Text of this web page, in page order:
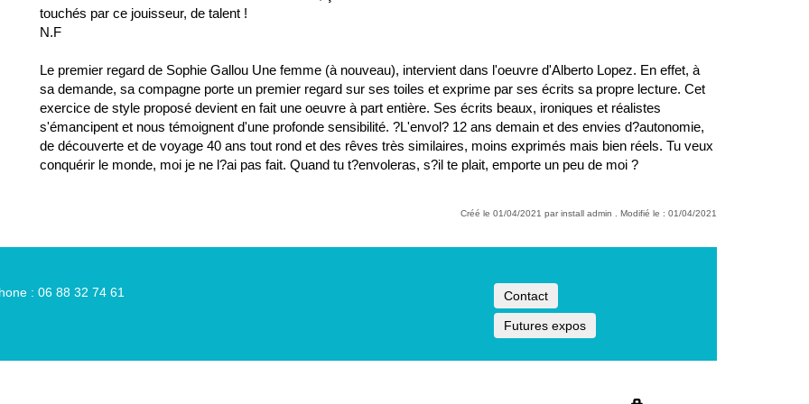
touchés par ce jouisseur, de talent !
N.F
Le premier regard de Sophie Gallou Une femme (à nouveau), intervient dans l'oeuvre d'Alberto Lopez. En effet, à
sa demande, sa compagne porte un premier regard sur ses toiles et exprime par ses écrits sa propre lecture. Cet
exercice de style proposé devient en fait une oeuvre à part entière. Ses écrits beaux, ironiques et réalistes
s'émancipent et nous témoignent d'une profonde sensibilité. ?L'envol? 12 ans demain et des envies d?autonomie,
de découverte et de voyage 40 ans tout rond et des rêves très similaires, moins exprimés mais bien réels. Tu veux
conquérir le monde, moi je ne l?ai pas fait. Quand tu t?envoleras, s?il te plait, emporte un peu de moi ?
Créé le 01/04/2021 par install admin . Modifié le : 01/04/2021
: 06 88 32 74 61 Contact
Futures expos